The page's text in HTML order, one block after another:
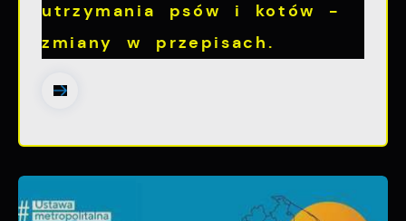
utrzymania psów i kotów -
zmiany w przepisach.